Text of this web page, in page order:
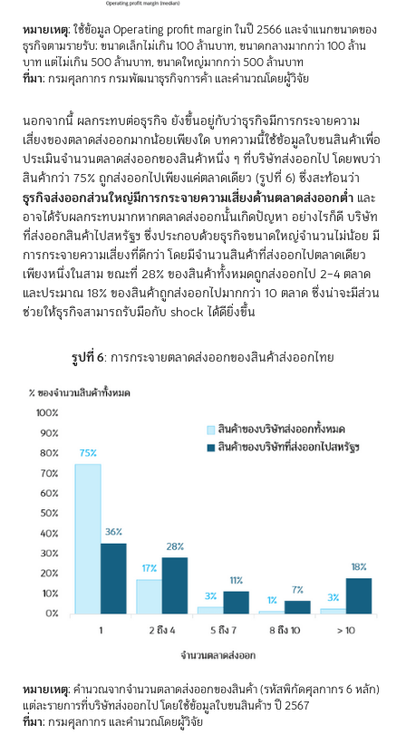
หมายเหตุ: ใช้ข้อมูล Operating profit margin ในปี 2566 และจำแนกขนาดของ
ธุรกิจตามรายรับ: ขนาดเล็กไม่เกิน 100 ล้านบาท, ขนาดกลางมากกว่า 100 ล้าน
บาท แต่ไม่เกิน 500 ล้านบาท, ขนาดใหญ่มากกว่า 500 ล้านบาท
ที่มา: กรมศุลกากร กรมพัฒนาธุรกิจการค้า และคำนวณโดยผู้วิจัย
นอกจากนี้ ผลกระทบต่อธุรกิจ ยังขึ้นอยู่กับว่าธุรกิจมีการกระจายความ
เสี่ยงของตลาดส่งออกมากน้อยเพียงใด บทความนี้ใช้ข้อมูลใบขนสินค้าเพื่อ
ประเมินจำนวนตลาดส่งออกของสินค้าหนึ่ง ๆ ที่บริษัทส่งออกไป โดยพบว่า
สินค้ากว่า 75% ถูกส่งออกไปเพียงแค่ตลาดเดียว (รูปที่ 6) ซึ่งสะท้อนว่า
ธุรกิจส่งออกส่วนใหญ่มีการกระจายความเสี่ยงด้านตลาดส่งออกต่ำ และ
อาจได้รับผลกระทบมากหากตลาดส่งออกนั้นเกิดปัญหา อย่างไรก็ดี บริษัท
ที่ส่งออกสินค้าไปสหรัฐฯ ซึ่งประกอบด้วยธุรกิจขนาดใหญ่จำนวนไม่น้อย มี
การกระจายความเสี่ยงที่ดีกว่า โดยมีจำนวนสินค้าที่ส่งออกไปตลาดเดียว
เพียงหนึ่งในสาม ขณะที่ 28% ของสินค้าทั้งหมดถูกส่งออกไป 2–4 ตลาด
และประมาณ 18% ของสินค้าถูกส่งออกไปมากกว่า 10 ตลาด ซึ่งน่าจะมีส่วน
ช่วยให้ธุรกิจสามารถรับมือกับ shock ได้ดียิ่งขึ้น
รูปที่ 6: การกระจายตลาดส่งออกของสินค้าส่งออกไทย
หมายเหตุ: คำนวณจากจำนวนตลาดส่งออกของสินค้า (รหัสพิกัดศุลกากร 6 หลัก)
แต่ละรายการที่บริษัทส่งออกไป โดยใช้ข้อมูลใบขนสินค้าฯ ปี 2567
ที่มา: กรมศุลกากร และคำนวณโดยผู้วิจัย